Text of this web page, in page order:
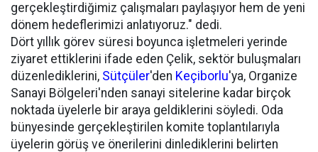
gerçekleştirdiğimiz çalışmaları paylaşıyor hem de yeni
dönem hedeflerimizi anlatıyoruz." dedi.
Dört yıllık görev süresi boyunca işletmeleri yerinde
ziyaret ettiklerini ifade eden Çelik, sektör buluşmaları
düzenlediklerini, Sütçüler'den Keçiborlu'ya, Organize
Sanayi Bölgeleri'nden sanayi sitelerine kadar birçok
noktada üyelerle bir araya geldiklerini söyledi. Oda
bünyesinde gerçekleştirilen komite toplantılarıyla
üyelerin görüş ve önerilerini dinlediklerini belirten